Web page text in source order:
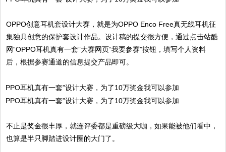
OPPO创意耳机套设计大赛，就是为OPPO Enco Free真无线耳机征
集独具创意的保护套设计作品。设计稿的提交很方便，通过点击站酷
网“OPPO耳机真有一套”大赛网页“我要参赛”按钮，填写个人资料
后，根据参赛通道的信息提交产品即可。
不止是奖金很丰厚，就连评委都是重磅级大咖，如果能被他们看中，
也算是半只脚踏进设计圈的大门了。